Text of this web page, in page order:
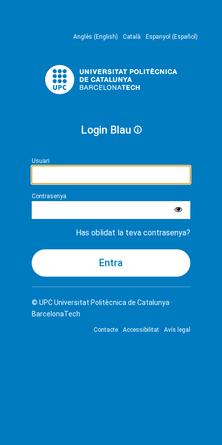
Anglès (English) Català Espanyol (Español)
Login Blau
Usuari
Contrasenya
Has oblidat la teva contrasenya?
© UPCUniversitat Politècnica de Catalunya ·
BarcelonaTech
Contacte Accessibilitat Avís legal